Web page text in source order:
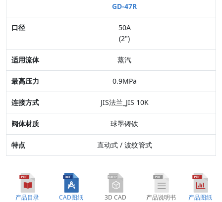
口径
适用流体
最高压力
连接方式
阀体材质
特点
GD-47R
50A
(2")
蒸汽
0.9MPa
JIS法兰_JIS 10K
球墨铸铁
直动式 / 波纹管式
产品目录 CAD图纸 3D CAD 产品说明书 产品图纸